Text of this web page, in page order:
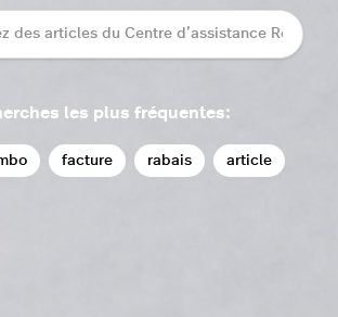
les plus fréquentes:
facture rabais article